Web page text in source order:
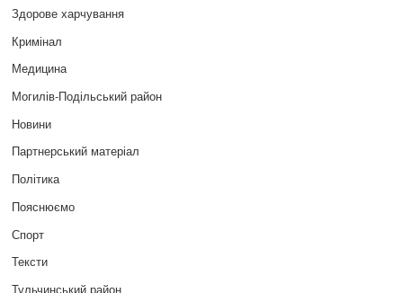
Здорове харчування
Кримінал
Медицина
Могилів-Подільський район
Новини
Партнерський матеріал
Політика
Пояснюємо
Спорт
Тексти
Тульчинський район